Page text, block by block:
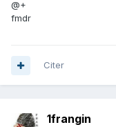
@+
fmdr
Citer
1frangin